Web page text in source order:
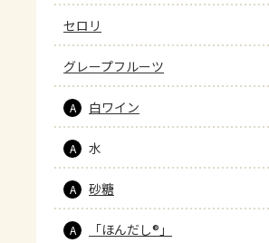
セロリ
グレープフルーツ
A 白ワイン
A 水
A 砂糖
A 「ほんだし®」